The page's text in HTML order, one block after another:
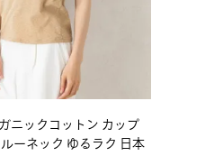
ニックコットン カップ
ーネック ゆるラク 日本